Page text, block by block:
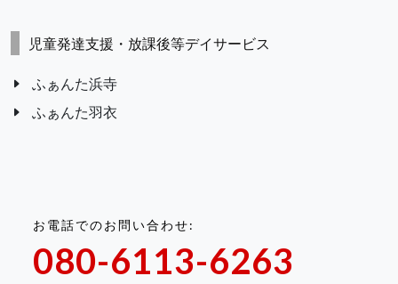
児童発達支援・放課後等デイサービス
ふぁんた浜寺
ふぁんた羽衣
お電話でのお問い合わせ:
080-6113-6263